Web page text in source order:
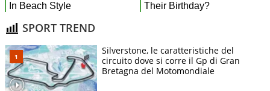
SPORT TREND
Silverstone, le caratteristiche del
circuito dove si corre il Gp di Gran
Bretagna del Motomondiale